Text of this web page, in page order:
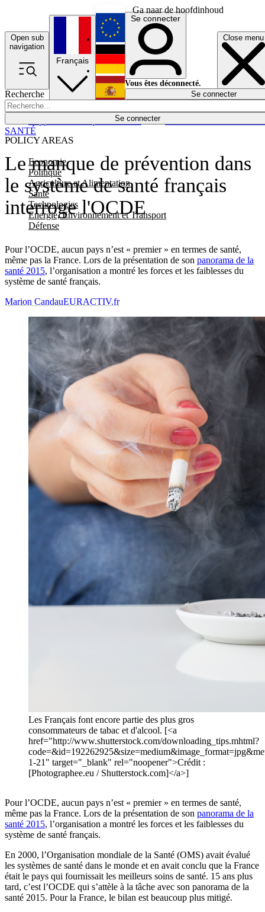
Ga naar de hoofdinhoud
Open sub
navigation
Close menu
Recherche
Se connecter
POLICY AREAS
Economie
Politique
Agriculture et Alimentation
Santé
Technologies
Energie, Environnement et Transport
Défense
Économie
Français
English
Deutsch
Español
Se connecter
Vous êtes déconnecté.
Se connecter
Le manque de prévention dans
le système de santé français
interroge l'OCDE
Pour l’OCDE, aucun pays n’est « premier » en termes de santé,
même pas la France. Lors de la présentation de son panorama de la
santé 2015, l’organisation a montré les forces et les faiblesses du
système de santé français.
SANTÉ
Marion CandauEURACTIV.fr
Les Français font encore partie des plus gros
consommateurs de tabac et d'alcool. [<a
href="http://www.shutterstock.com/downloading_tips.mhtml?
1-21" target="_blank" rel="noopener">Crédit :
[Photographee.eu / Shutterstock.com]</a>]
Pour l’OCDE, aucun pays n’est « premier » en termes de santé,
même pas la France. Lors de la présentation de son panorama de la
santé 2015, l’organisation a montré les forces et les faiblesses du
système de santé français.
En 2000, l’Organisation mondiale de la Santé (OMS) avait évalué
les systèmes de santé dans le monde et en avait conclu que la France
était le pays qui fournissait les meilleurs soins de santé. 15 ans plus
tard, c’est l’OCDE qui s’attèle à la tâche avec son panorama de la
santé 2015. Pour la France, le bilan est beaucoup plus mitigé.